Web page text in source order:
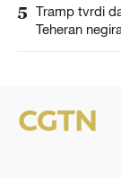
5 Tramp tvrdi
Teheran